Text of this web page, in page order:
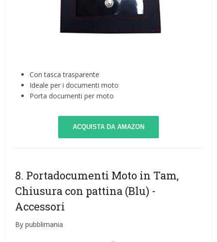
Con tasca trasparente
Ideale per i documenti moto
Porta documenti per moto
ACQUISTA DA AMAZON
8. Portadocumenti Moto in Tam,
Chiusura con pattina (Blu) -
Accessori
By pubblimania